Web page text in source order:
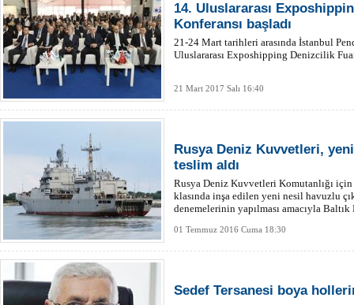
14. Uluslararası
Konferansı başladı
21-24 Mart tarihleri arasında İstanbul
Uluslararası Exposhipping Denizcilik
21 Mart 2017 Salı 16:40
Rusya Deniz Kuvvetleri,
teslim aldı
Rusya Deniz Kuvvetleri Komutanlığı için
klasında inşa edilen yeni nesil havuzlu
denemelerinin yapılması amacıyla
01 Temmuz 2016 Cuma 18:30
Sedef Tersanesi boya